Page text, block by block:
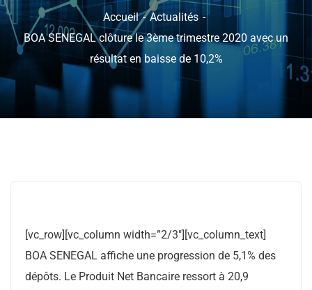
Accueil
Actualités
BOA SENEGAL clôture le 3ème trimestre 2020 avec un
résultat en baisse de 10,2%
[vc_row][vc_column width=”2/3″][vc_column_text]
BOA SENEGAL affiche une progression de 5,1% des
dépôts. Le Produit Net Bancaire ressort à 20,9